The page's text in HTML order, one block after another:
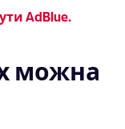
AdBlue.
можна